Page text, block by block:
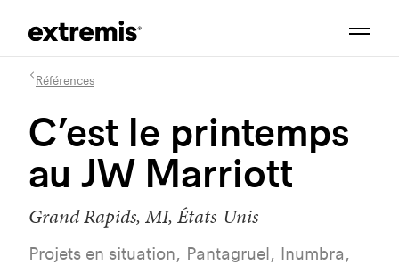
Références
C’est le printemps
au JW Marriott
Grand Rapids, MI, États-Unis
Projets en situation, Pantagruel, Inumbra,